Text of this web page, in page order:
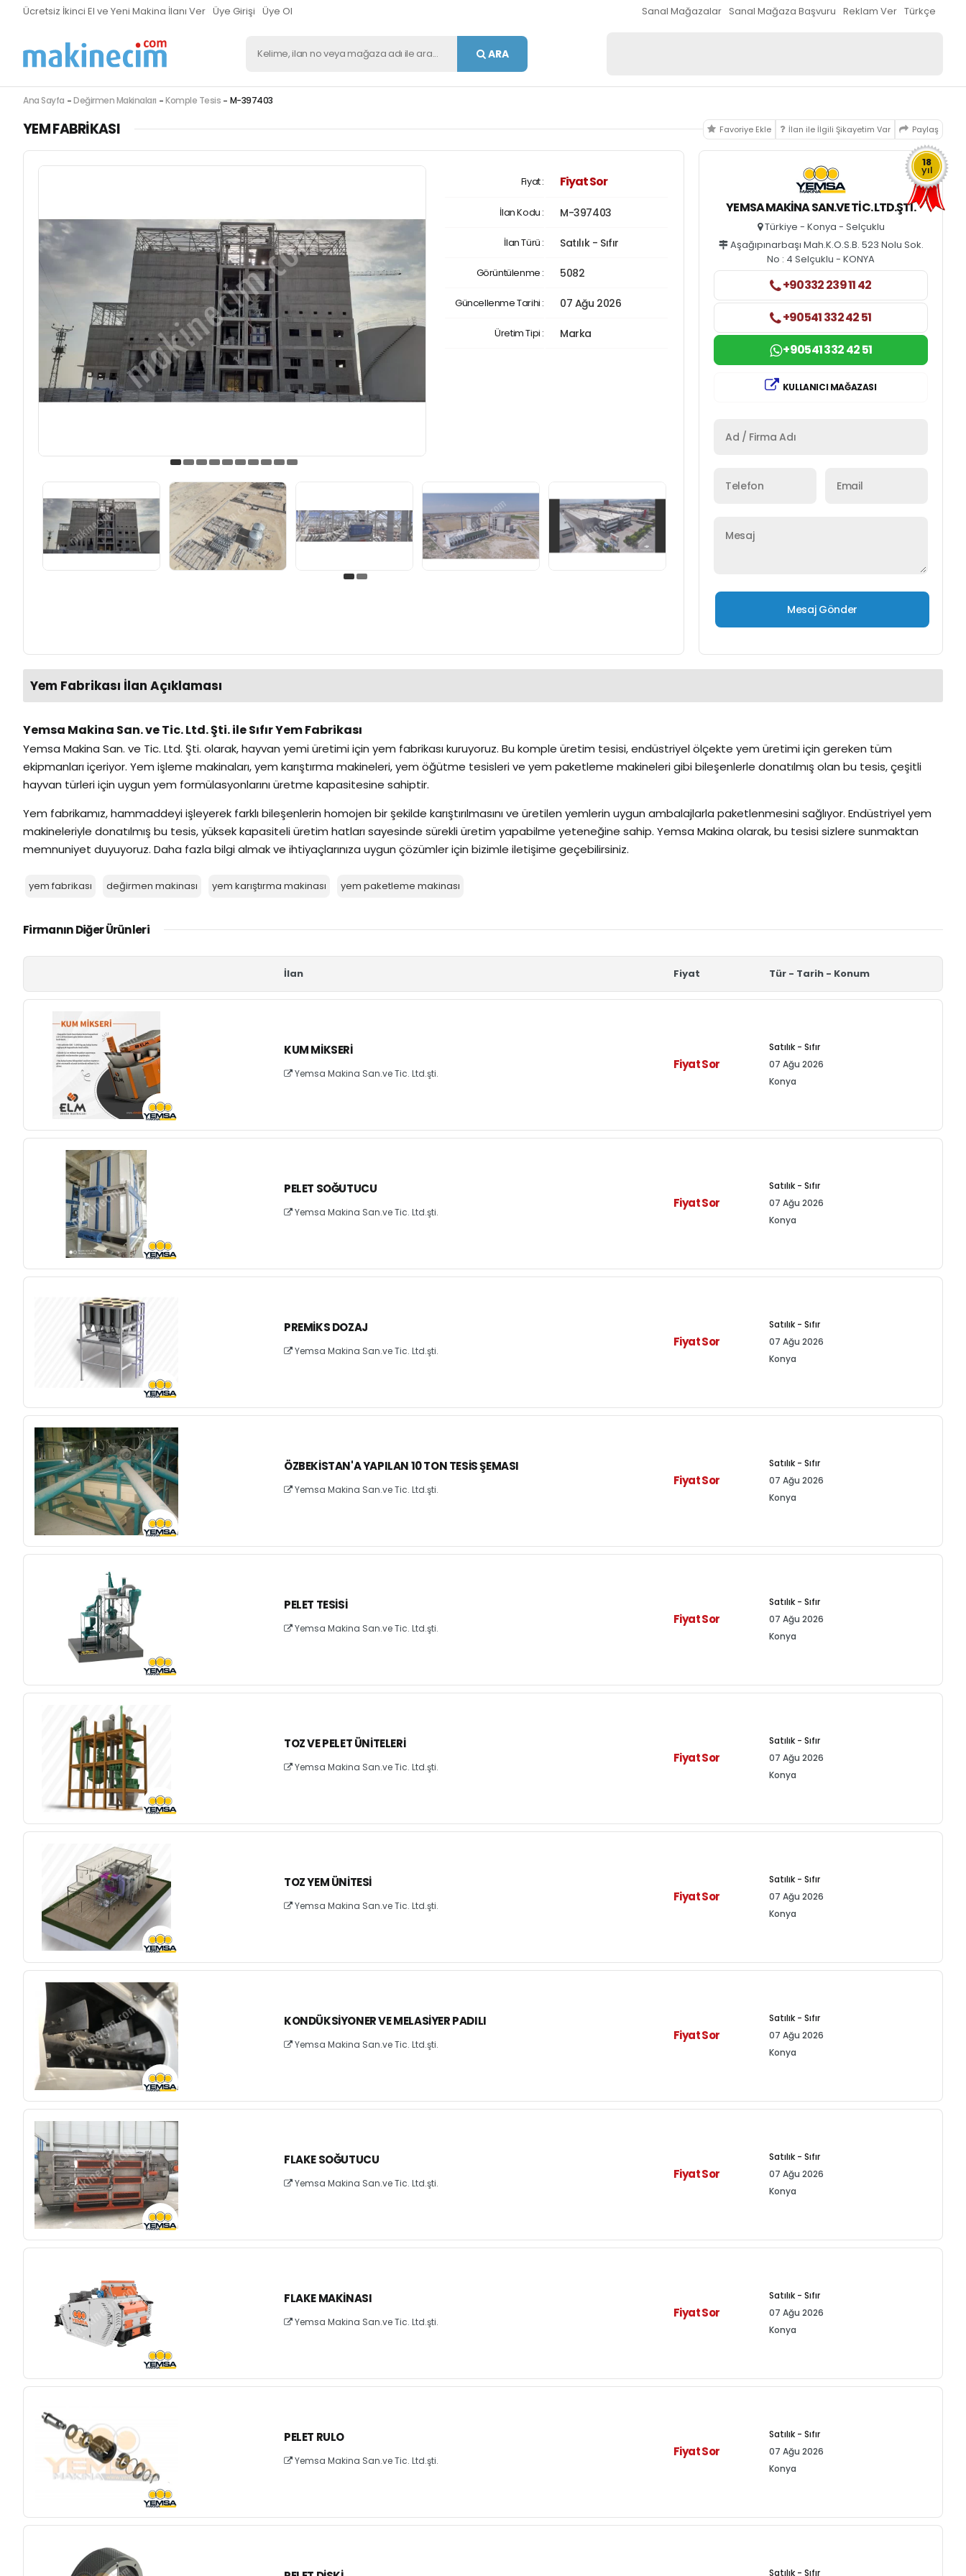
Ücretsiz İkinci El ve Yeni Makina İlanı Ver Üye Girişi Üye Ol Türkçe
Reklam Ver
Sanal Mağaza Başvuru
Sanal Mağazalar
ARA
Ana Sayfa Değirmen Makinaları Komple Tesis M-397403
YEM FABRIKASI Favoriye Ekle İlan ile İlgili Şikayetim Var Paylaş
Fiyat : Fiyat Sor
İlan Kodu : M-397403
İlan Türü : Satılık - Sıfır
Görüntülenme : 5082
Güncellenme Tarihi : 07 Ağu 2026
Üretim Tipi : Marka
18
yıl
YEMSA MAKINA SAN.VE TIC. LTD.ŞTI.
Türkiye - Konya - Selçuklu
Aşağıpınarbaşı Mah.K.O.S.B. 523 Nolu Sok.
No : 4 Selçuklu - KONYA
+90332 239 11 42
+90541 332 42 51
+90541 332 42 51
KULLANICI MAĞAZASI
Yem Fabrikası İlan Açıklaması
Yemsa Makina San. ve Tic. Ltd. Şti. ile Sıfır Yem Fabrikası
Yemsa Makina San. ve Tic. Ltd. Şti. olarak, hayvan yemi üretimi için yem fabrikası kuruyoruz. Bu komple üretim tesisi, endüstriyel ölçekte yem üretimi için gereken tüm
ekipmanları içeriyor. Yem işleme makinaları, yem karıştırma makineleri, yem öğütme tesisleri ve yem paketleme makineleri gibi bileşenlerle donatılmış olan bu tesis, çeşitli
hayvan türleri için uygun yem formülasyonlarını üretme kapasitesine sahiptir.
Yem fabrikamız, hammaddeyi işleyerek farklı bileşenlerin homojen bir şekilde karıştırılmasını ve üretilen yemlerin uygun ambalajlarla paketlenmesini sağlıyor. Endüstriyel yem
makineleriyle donatılmış bu tesis, yüksek kapasiteli üretim hatları sayesinde sürekli üretim yapabilme yeteneğine sahip. Yemsa Makina olarak, bu tesisi sizlere sunmaktan
memnuniyet duyuyoruz. Daha fazla bilgi almak ve ihtiyaçlarınıza uygun çözümler için bizimle iletişime geçebilirsiniz.
yem fabrikası değirmen makinası yem karıştırma makinası yem paketleme makinası
Firmanın Diğer Ürünleri
İlan Fiyat Tür - Tarih - Konum
KUM MIKSERI
Yemsa Makina San.ve Tic. Ltd.şti.
Fiyat Sor
Satılık - Sıfır
07 Ağu 2026
Konya
PELET SOĞUTUCU
Yemsa Makina San.ve Tic. Ltd.şti.
Fiyat Sor
Satılık - Sıfır
07 Ağu 2026
Konya
PREMIKS DOZAJ
Yemsa Makina San.ve Tic. Ltd.şti.
Fiyat Sor
Satılık - Sıfır
07 Ağu 2026
Konya
ÖZBEKISTAN'A YAPILAN 10 TON TESIS ŞEMASI
Yemsa Makina San.ve Tic. Ltd.şti.
Fiyat Sor
Satılık - Sıfır
07 Ağu 2026
Konya
PELET TESISI
Yemsa Makina San.ve Tic. Ltd.şti.
Fiyat Sor
Satılık - Sıfır
07 Ağu 2026
Konya
TOZ VE PELET ÜNITELERI
Yemsa Makina San.ve Tic. Ltd.şti.
Fiyat Sor
Satılık - Sıfır
07 Ağu 2026
Konya
TOZ YEM ÜNITESI
Yemsa Makina San.ve Tic. Ltd.şti.
Fiyat Sor
Satılık - Sıfır
07 Ağu 2026
Konya
KONDÜKSIYONER VE MELASIYER PADILI
Yemsa Makina San.ve Tic. Ltd.şti.
Fiyat Sor
Satılık - Sıfır
07 Ağu 2026
Konya
FLAKE SOĞUTUCU
Yemsa Makina San.ve Tic. Ltd.şti.
Fiyat Sor
Satılık - Sıfır
07 Ağu 2026
Konya
FLAKE MAKINASI
Yemsa Makina San.ve Tic. Ltd.şti.
Fiyat Sor
Satılık - Sıfır
07 Ağu 2026
Konya
PELET RULO
Yemsa Makina San.ve Tic. Ltd.şti.
Fiyat Sor
Satılık - Sıfır
07 Ağu 2026
Konya
Satılık - Sıfır